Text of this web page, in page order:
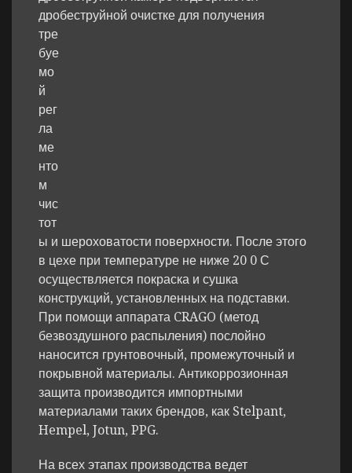
дробеструйной очистке для получения
тре
буе
мо
й
рег
ла
ме
нто
м
чис
тот
ы и шероховатости поверхности. После этого
в цехе при температуре не ниже 20 0 С
осуществляется покраска и сушка
конструкций, установленных на подставки.
При помощи аппарата CRAGO (метод
безвоздушного распыления) послойно
наносится грунтовочный, промежуточный и
покрывной материалы. Антикоррозионная
защита производится импортными
материалами таких брендов, как Stelpant,
Hempel, Jotun, PPG.
На всех этапах производства ведет